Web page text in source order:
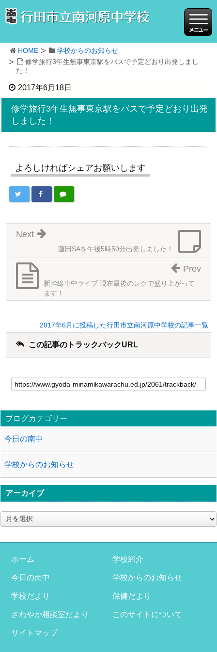
HOME
学校からのお知らせ
修学旅行3年生無事東京駅をバスで予定どおり出発しまし
た！
2017年6月18日
修学旅行3年生無事東京駅をバスで予定どおり出発
しました！
よろしければシェアお願いします
蓮田SAを午後5時50分出発しました！
Next
新幹線車中ライブ 現在最後のレクで盛り上がって
ます！
Prev
2017年6月に投稿した行田市立南河原中学校の記事一覧
この記事のトラックバックURL
ブログカテゴリー
今日の南中
学校からのお知らせ
アーカイブ
ア
ー
イ
ホーム 学校紹介
今日の南中 学校からのお知らせ
学校だより 保健だより
さわやか相談室だより このサイトについて
サイトマップ